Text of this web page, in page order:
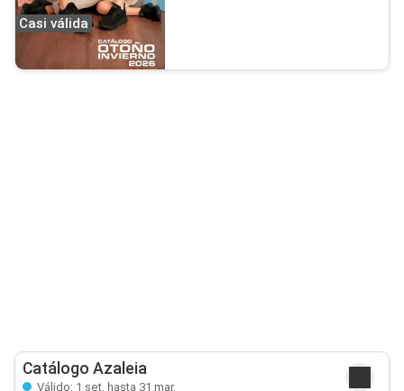
Casi válida
Catálogo Azaleia
Válido: 1 set. hasta 31 mar.